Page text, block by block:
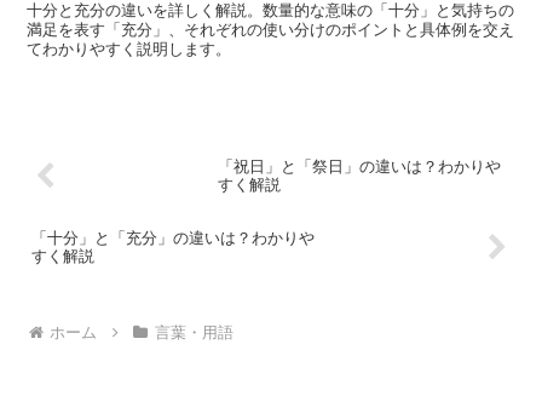
十分と充分の違いを詳しく解説。数量的な意味の「十分」と気持ちの
満足を表す「充分」、それぞれの使い分けのポイントと具体例を交え
てわかりやすく説明します。
「祝日」と「祭日」の違いは？わかりや
すく解説
「十分」と「充分」の違いは？わかりや
すく解説
ホーム 言葉・用語